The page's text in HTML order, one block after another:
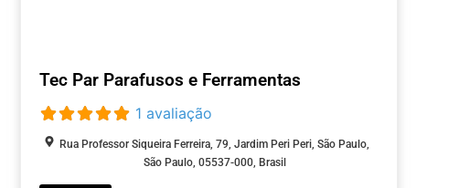
Tec Par Parafusos e Ferramentas
1 avaliação
Rua Professor Siqueira Ferreira, 79, Jardim Peri Peri, São Paulo,
São Paulo, 05537-000, Brasil